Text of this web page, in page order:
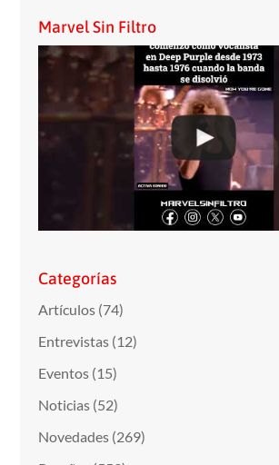
Marvel Sin Filtro
Categorías
Artículos (74)
Entrevistas (12)
Eventos (15)
Noticias (52)
Novedades (269)